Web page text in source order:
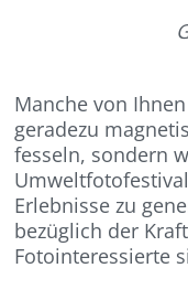
Manche von
geradezu
fesseln, sondern
Erlebnisse zu
bezüglich der
Fotointeressierte